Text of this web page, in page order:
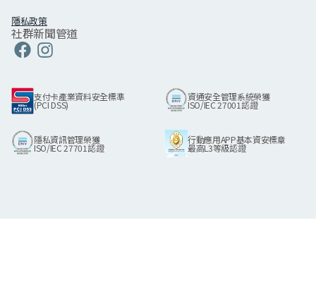
隱私政策
社群新聞管道
支付卡產業資料安全標準
(PCI DSS)
資通安全管理系統榮獲
ISO/IEC 27001認證
隱私資訊管理榮獲
ISO/IEC 27701認證
行動應用APP基本資安標章
最高L3等級認證